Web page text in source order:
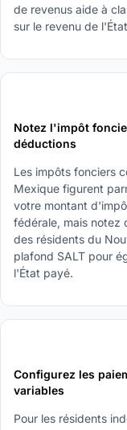
de revenus aide à
sur le revenu de
Notez l'impôt
déductions
Les impôts fonciers
Mexique figurent
votre montant
fédérale, mais notez
des résidents du
plafond SALT pour
l'État payé.
Configurez les
variables
Pour les résidents